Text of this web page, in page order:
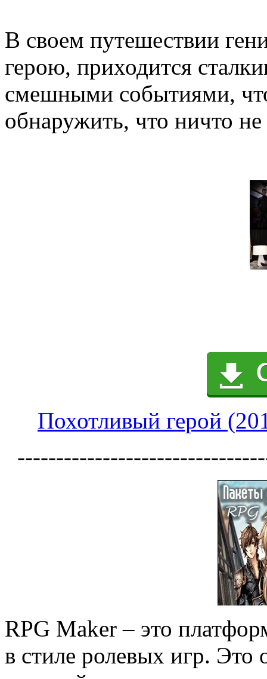
В своем путешествии
герою, приходится
смешными событиями,
обнаружить, что ничто
Похотливый герой
RPG Maker – это
в стиле ролевых игр.